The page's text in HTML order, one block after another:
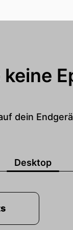
dein
Desktop